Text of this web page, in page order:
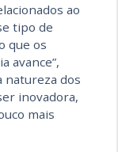
ao
tipo de
que os
avance”,
natureza dos
inovadora,
mais